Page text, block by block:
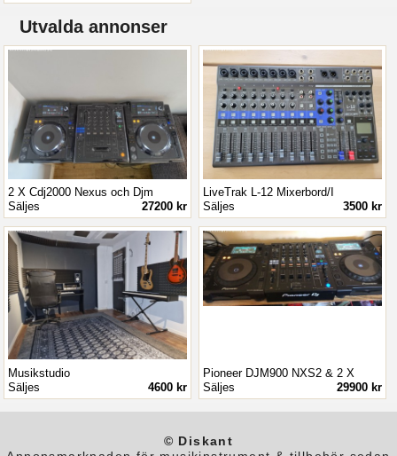
Utvalda annonser
2 X Cdj2000 Nexus och Djm
27200 kr
Säljes
LiveTrak L-12 Mixerbord/I
3500 kr
Säljes
Musikstudio
4600 kr
Säljes
Pioneer DJM900 NXS2 & 2 X
29900 kr
Säljes
© Diskant